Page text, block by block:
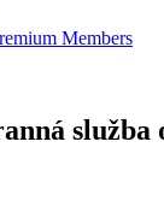
Members